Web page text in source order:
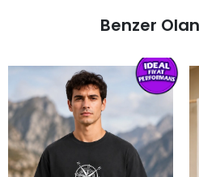
Benzer